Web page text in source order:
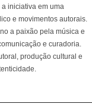
iniciativa em uma
e movimentos autorais.
a paixão pela música e
e curadoria.
produção cultural e